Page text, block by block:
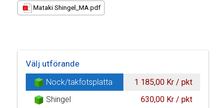
Mataki Shingel_MA.pdf
Välj utförande
Nock/takfotsplatta
1 185,00 Kr / pkt
Shingel
630,00 Kr / pkt